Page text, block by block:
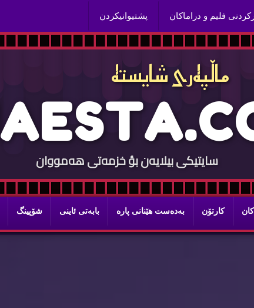
فلیم و دراماكان پشتیوانیكردن
ماڵپه‌ری شایسته‌
AESTA.C
سایتيكی بيلایه‌ن بؤ خزمه‌تی هه‌مووان
كارتۆن به‌ده‌ست هێنانی پاره‌ بابه‌تی ئاینی شۆپینگ